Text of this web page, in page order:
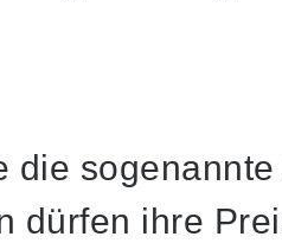
die sogenannte
dürfen ihre